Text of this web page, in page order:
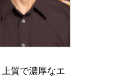
質で濃厚なエ